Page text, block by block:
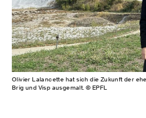
Olivier Lalancette hat sich die Zukunft der
Brig und Visp ausgemalt. © EPFL